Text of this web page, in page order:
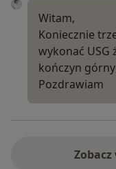
Witam,
Koniecznie
wykonać USG
kończyn
Pozdrawiam